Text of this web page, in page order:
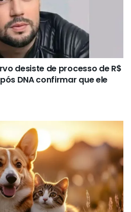
desiste de processo de R$
DNA confirmar que ele